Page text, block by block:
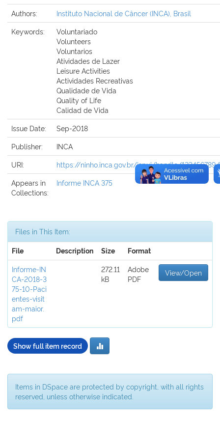
Authors:
Instituto Nacional de Câncer (INCA), Brasil
Keywords:
Voluntariado
Volunteers
Voluntarios
Atividades de Lazer
Leisure Activities
Actividades Recreativas
Qualidade de Vida
Quality of Life
Calidad de Vida
Issue Date:
Sep-2018
Publisher:
INCA
URI:
https://ninho.inca.gov.br/jspui/handle/123456789/
Appears in
Collections:
Informe INCA 375
Files in This Item:
File Description Size Format
Informe-IN
CA-2018-3
75-10-Paci
entes-visit
am-maior.
pdf
272.11
kB
Adobe
PDF
View/Open
Show full item record
Items in DSpace are protected by copyright, with all rights
reserved, unless otherwise indicated.